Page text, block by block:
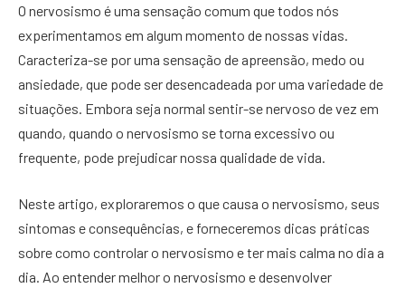
O nervosismo é uma sensação comum que todos nós
experimentamos em algum momento de nossas vidas.
Caracteriza-se por uma sensação de apreensão, medo ou
ansiedade, que pode ser desencadeada por uma variedade de
situações. Embora seja normal sentir-se nervoso de vez em
quando, quando o nervosismo se torna excessivo ou
frequente, pode prejudicar nossa qualidade de vida.
Neste artigo, exploraremos o que causa o nervosismo, seus
sintomas e consequências, e forneceremos dicas práticas
sobre como controlar o nervosismo e ter mais calma no dia a
dia. Ao entender melhor o nervosismo e desenvolver